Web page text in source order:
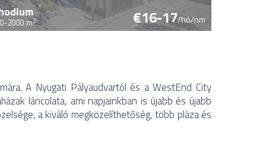
2000 m2 €16-17/hó/nm
A Nyugati Pályaudvartól és a WestEnd City
láncolata, ami napjainkban is újabb és újabb
a kiváló megközelíthetőség, több pláza és